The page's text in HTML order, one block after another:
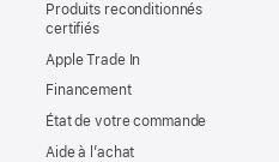
Produits reconditionnés
certifiés
Apple Trade In
Financement
État de votre commande
Aide à l’achat